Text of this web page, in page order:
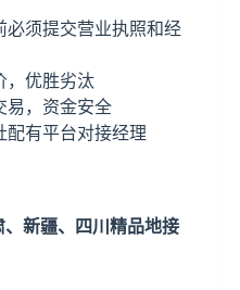
必须提交营业执照和经
，优胜劣汰
易，资金安全
配有平台对接经理
新疆、 四川 精品地接